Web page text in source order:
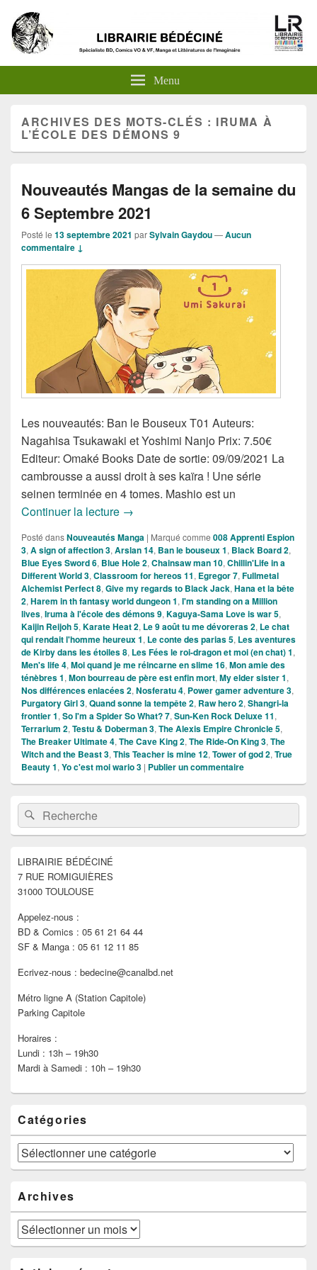
Menu
ARCHIVES DES MOTS-CLÉS : IRUMA À
L’ÉCOLE DES DÉMONS 9
Nouveautés Mangas de la semaine du
6 Septembre 2021
Posté le 13 septembre 2021 parSylvain Gaydou—Aucun
commentaire ↓
Les nouveautés: Ban le Bouseux T01 Auteurs:
Nagahisa Tsukawaki et Yoshimi Nanjo Prix: 7.50€
Editeur: Omaké Books Date de sortie: 09/09/2021 La
cambrousse a aussi droit à ses kaïra ! Une série
seinen terminée en 4 tomes. Mashio est un
Continuer la lecture Nouveautés Mangas de la semaine
→
Posté dansNouveautés Manga | Marqué comme 008 Apprenti Espion
3, A sign of affection 3, Arslan 14, Ban le bouseux 1, Black Board 2,
Blue Eyes Sword 6, Blue Hole 2, Chainsaw man 10, Chillin'Life in a
Different World 3, Classroom for hereos 11, Egregor 7, Fullmetal
Alchemist Perfect 8, Give my regards to Black Jack, Hana et la bête
2, Harem in th fantasy world dungeon 1, I'm standing on a Million
lives, Iruma à l'école des démons 9, Kaguya-Sama Love is war 5,
Kaijin Reijoh 5, Karate Heat 2, Le 9 août tu me dévoreras 2, Le chat
qui rendait l'homme heureux 1, Le conte des parias 5, Les aventures
de Kirby dans les étoiles 8, Les Fées le roi-dragon et moi (en chat) 1,
Men's life 4, Moi quand je me réincarne en slime 16, Mon amie des
ténèbres 1, Mon bourreau de père est enfin mort, My elder sister 1,
Nos différences enlacées 2, Nosferatu 4, Power gamer adventure 3,
Purgatory Girl 3, Quand sonne la tempête 2, Raw hero 2, Shangri-la
frontier 1, So I'm a Spider So What? 7, Sun-Ken Rock Deluxe 11,
Terrarium 2, Testu & Doberman 3, The Alexis Empire Chronicle 5,
The Breaker Ultimate 4, The Cave King 2, The Ride-On King 3, The
Witch and the Beast 3, This Teacher is mine 12, Tower of god 2, True
Beauty 1, Yo c'est moi wario 3 | Publier un commentaire
Zone
principale
de
widget
barre
latérale
Recherche :Rechercher
LIBRAIRIE BÉDÉCINÉ
7 RUE ROMIGUIÈRES
31000 TOULOUSE
Appelez-nous :
BD & Comics : 05 61 21 64 44
SF & Manga : 05 61 12 11 85
Ecrivez-nous : bedecine@canalbd.net
Métro ligne A (Station Capitole)
Parking Capitole
Horaires :
Lundi : 13h – 19h30
Mardi à Samedi : 10h – 19h30
Catégories
Catégories
Archives
Archives